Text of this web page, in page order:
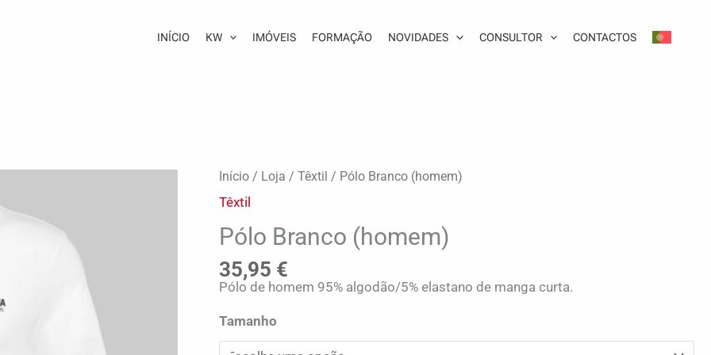
INÍCIO KW IMÓVEIS FORMAÇÃO NOVIDADES CONSULTOR CONTACTOS
Início / Loja /Têxtil / Pólo Branco (homem)
Têxtil
Pólo Branco (homem)
35,95 €
Pólo de homem 95% algodão/5% elastano de manga curta.
Tamanho
Quantidade
Pólo
(homem)